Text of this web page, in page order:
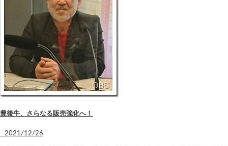
豊後牛、さらなる販売強化へ！
2021/12/26